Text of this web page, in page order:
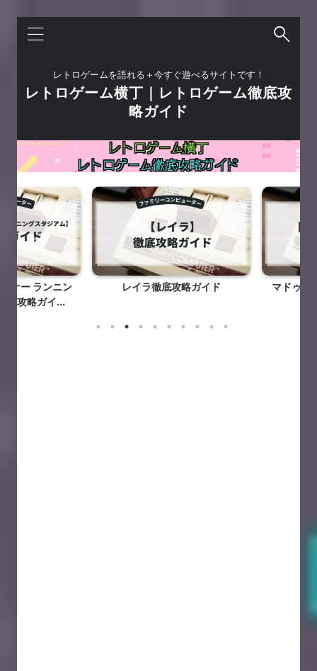
レトロゲームを語れる＋今すぐ遊べるサイトです！
レトロゲーム横丁｜レトロゲーム徹底攻
略ガイド
ー ランニン
攻略ガイ...
レイラ徹底攻略ガイド マドゥーラ